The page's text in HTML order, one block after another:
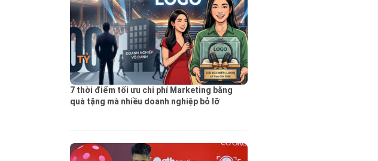
7 thời điểm tối ưu chi phí Marketing bằng
quà tặng mà nhiều doanh nghiệp bỏ lỡ